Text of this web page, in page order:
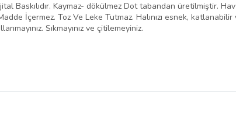
Baskılıdır. Kaymaz- dökülmez Dot tabandan üretilmiştir.
İçermez. Toz Ve Leke Tutmaz. Halınızı esnek,
Sıkmayınız ve çitilemeyiniz.